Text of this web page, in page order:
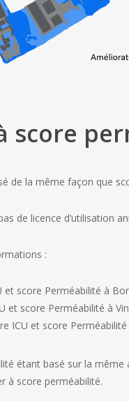
score
de la même façon que
de licence d’utilisation
:
et score Perméabilité à
et score Perméabilité à
ICU et score
étant basé sur la
à score perméabilité.